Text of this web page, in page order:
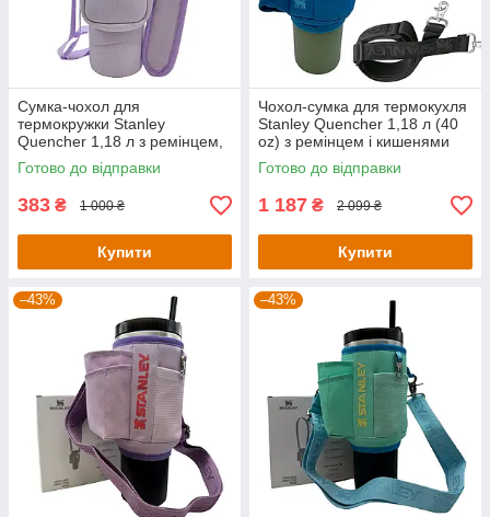
Сумка-чохол для
термокружки Stanley
Quencher 1,18 л з ремінцем,
захисний кейс для кухля,
лавандового кольору
Готово до відправки
383 ₴ 1 000 ₴
Купити
Чохол-сумка для термокухля
Stanley Quencher 1,18 л (40
oz) з ремінцем і кишенями
KT7001809 синього кольору
Готово до відправки
1 187 ₴ 2 099 ₴
Купити
–43% –43%